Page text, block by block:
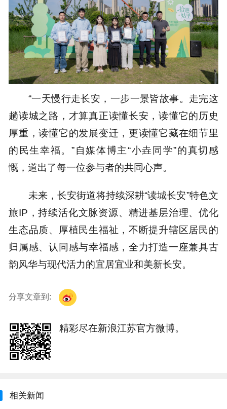
“一天慢行走长安，一步一景皆故事。走完这
趟读城之路，才算真正读懂长安，读懂它的历史
厚重，读懂它的发展变迁，更读懂它藏在细节里
的民生幸福。”自媒体博主“小垚同学”的真切感
慨，道出了每一位参与者的共同心声。
未来，长安街道将持续深耕“读城长安”特色文
旅IP，持续活化文脉资源、精进基层治理、优化
生态品质、厚植民生福祉，不断提升辖区居民的
归属感、认同感与幸福感，全力打造一座兼具古
韵风华与现代活力的宜居宜业和美新长安。
分享文章到:
精彩尽在新浪江苏官方微博。
相关新闻